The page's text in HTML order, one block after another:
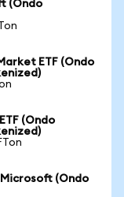
(Ondo
ETF (Ondo
(Ondo
Microsoft (Ondo